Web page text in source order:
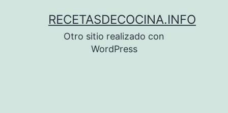
RECETASDECOCINA.INFO
Otro sitio realizado con
WordPress